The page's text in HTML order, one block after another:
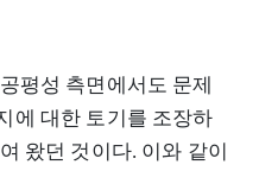
평성 측면에서도 문제
에 대한 토기를 조장하
왔던 것이다. 이와 같이